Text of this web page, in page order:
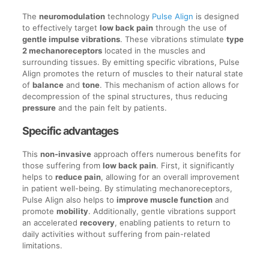
The neuromodulationtechnology Pulse Align is designed
to effectively target low back painthrough the use of
gentle impulse vibrations. These vibrations stimulate type
2 mechanoreceptorslocated in the muscles and
surrounding tissues. By emitting specific vibrations, Pulse
Align promotes the return of muscles to their natural state
of balanceand tone. This mechanism of action allows for
decompression of the spinal structures, thus reducing
pressureand the pain felt by patients.
Specific advantages
This non-invasiveapproach offers numerous benefits for
those suffering from low back pain. First, it significantly
helps to reduce pain, allowing for an overall improvement
in patient well-being. By stimulating mechanoreceptors,
Pulse Align also helps to improve muscle functionand
promote mobility. Additionally, gentle vibrations support
an accelerated recovery, enabling patients to return to
daily activities without suffering from pain-related
limitations.